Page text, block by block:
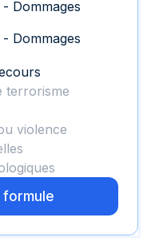
Dommages
Dommages
terrorisme
violence